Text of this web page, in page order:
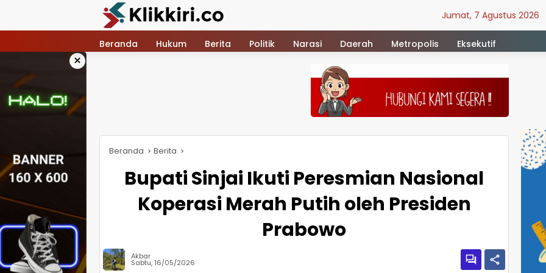
konten
Jumat, 7 Agustus 2026
Beranda Hukum Berita Politik Narasi Daerah Metropolis Eksekutif
×
Beranda Berita
Bupati Sinjai Ikuti Peresmian Nasional
Koperasi Merah Putih oleh Presiden
Prabowo
Akbar
Sabtu, 16/05/2026